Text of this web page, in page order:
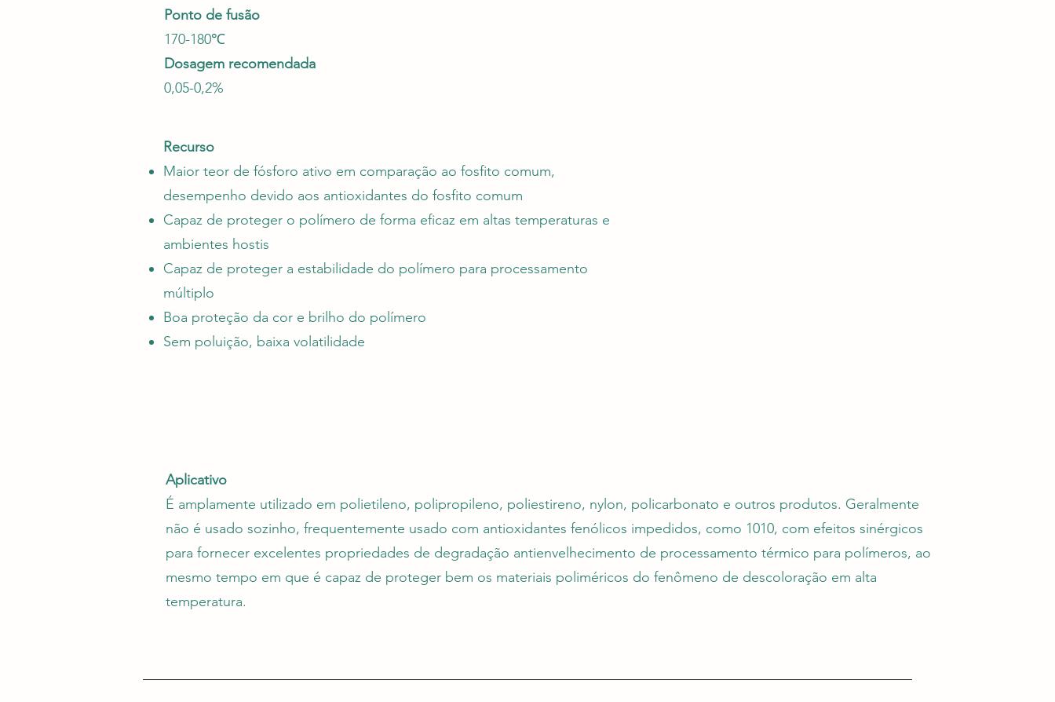
Ponto de fusão
170-180℃
Dosagem recomendada
0,05-0,2%
Recurso
Maior teor de fósforo ativo em comparação ao fosfito comum,
desempenho devido aos antioxidantes do fosfito comum
Capaz de proteger o polímero de forma eficaz em altas temperaturas e
ambientes hostis
Capaz de proteger a estabilidade do polímero para processamento
múltiplo
Boa proteção da cor e brilho do polímero
Sem poluição, baixa volatilidade
Aplicativo
É amplamente utilizado em polietileno, polipropileno, poliestireno, nylon, policarbonato e outros produtos. Geralmente
não é usado sozinho, frequentemente usado com antioxidantes fenólicos impedidos, como 1010, com efeitos sinérgicos
para fornecer excelentes propriedades de degradação antienvelhecimento de processamento térmico para polímeros, ao
mesmo tempo em que é capaz de proteger bem os materiais poliméricos do fenômeno de descoloração em alta
temperatura.